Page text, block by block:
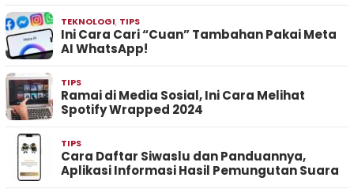
TEKNOLOGI, TIPS
Ini Cara Cari “Cuan” Tambahan Pakai Meta
AI WhatsApp!
TIPS
Ramai di Media Sosial, Ini Cara Melihat
Spotify Wrapped 2024
TIPS
Cara Daftar Siwaslu dan Panduannya,
Aplikasi Informasi Hasil Pemungutan Suara